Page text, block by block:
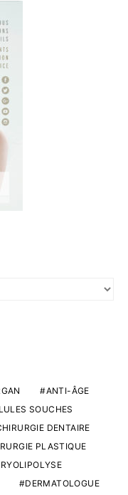
ANTI-ÂGE
SOUCHES
DENTAIRE
PLASTIQUE
DERMATOLOGUE